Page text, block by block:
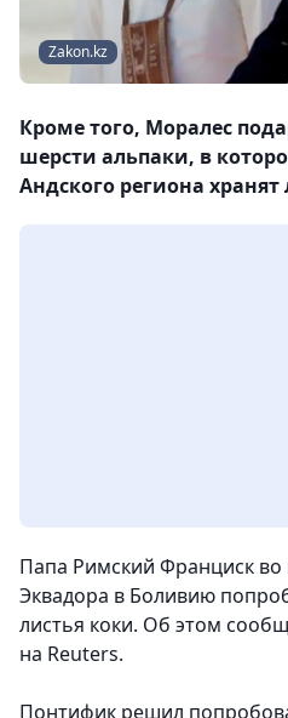
Zakon.kz
Кроме того, Моралес
шерсти альпаки, в
Андского региона хранят
Папа Римский Франциск во
Эквадора в Боливию
листья коки. Об этом
на Reuters.
Понтифик решил